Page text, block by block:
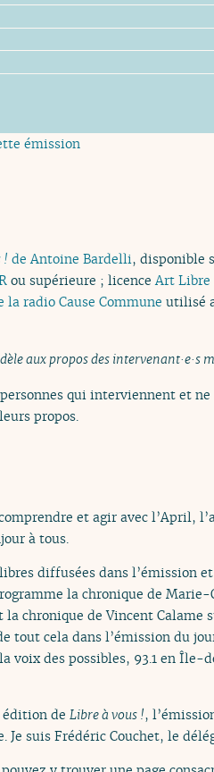
émission
! de Antoine Bardelli, disponible
ou supérieure ; licenceArt Libre
la radio Cause Commune utilisé
aux propos des intervenant·e·s
qui interviennent et
propos.
et agir avec l’April,
à tous.
diffusées dans l’émission
la chronique de
chronique de Vincent
tout cela dans l’émission du
voix des possibles, 93.1 en
édition de Libre à vous !,
suis Frédéric Couchet, le